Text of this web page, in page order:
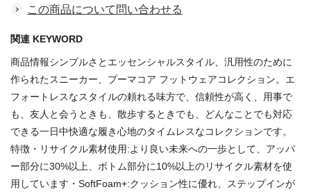
この商品について問い合わせる
関連 KEYWORD
商品情報シンプルさとエッセンシャルスタイル、汎用性のために
作られたスニーカー、プーマコア フットウェアコレクション。エ
フォートレスなスタイルの頼れる味方で、信頼性が高く、用事で
も、友人と会うときも、散歩するときでも、どんなことでも対応
できる一日中快適な履き心地のタイムレスなコレクションです。
特徴・リサイクル素材使用:より良い未来への一歩として、アッパ
ー部分に30%以上、ボトム部分に10%以上のリサイクル素材を使
用しています・SoftFoam+:クッション性に優れ、ステップインが